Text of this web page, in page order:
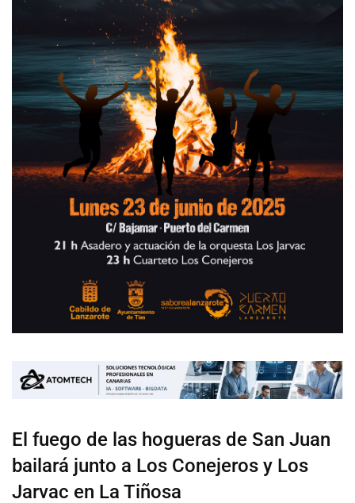
El fuego de las hogueras de San Juan
bailará junto a Los Conejeros y Los
Jarvac en La Tiñosa